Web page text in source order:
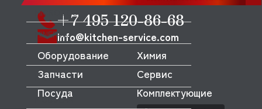
MICRODOS
MINERVA
MIWE
MKN
MODULAR
+7 495 120-86-68
info@kitchen-service.com
Оборудование
Запчасти
Посуда
Химия
Сервис
Комплектующие